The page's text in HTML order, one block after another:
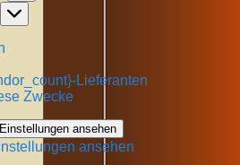
Lieferanten
Zwecke
Einstellungen ansehen
ansehen